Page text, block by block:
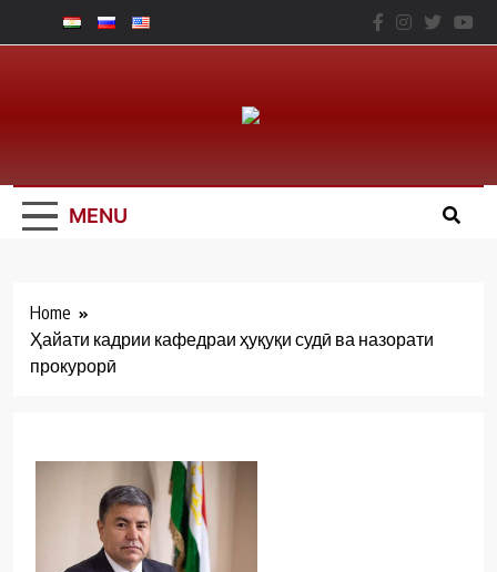
to
Юридический
Факальтет – ТНУ
MENU
Home
Ҳайати кадрии кафедраи ҳуқуқи судӣ ва назорати
прокурорӣ